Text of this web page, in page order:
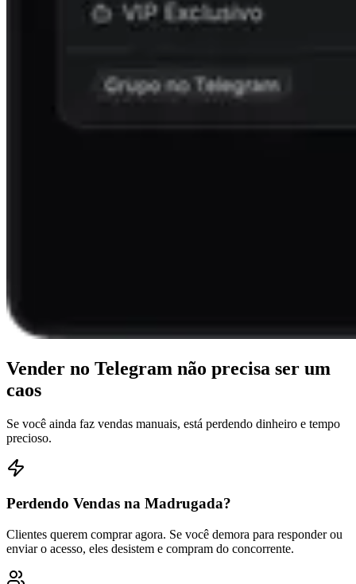
Vender no Telegram não precisa ser um
caos
Se você ainda faz vendas manuais, está perdendo dinheiro e tempo
precioso.
Perdendo Vendas na Madrugada?
Clientes querem comprar agora. Se você demora para responder ou
enviar o acesso, eles desistem e compram do concorrente.